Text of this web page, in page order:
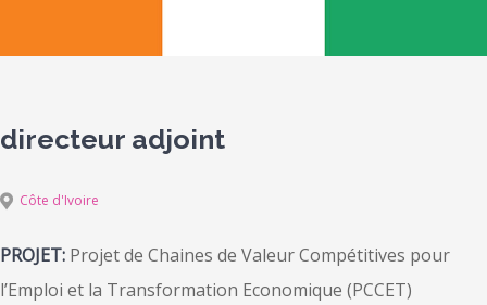
directeur adjoint
Côte d'Ivoire
PROJET: Projet de Chaines de Valeur Compétitives pour
l’Emploi et la Transformation Economique (PCCET)